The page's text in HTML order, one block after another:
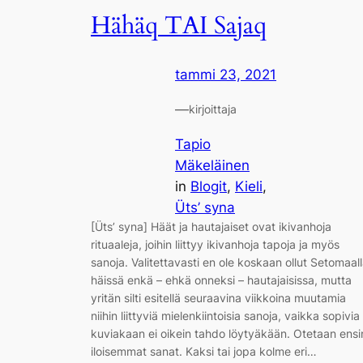
Hähäq TAI Sajaq
tammi 23, 2021
—kirjoittaja
Tapio
Mäkeläinen
in Blogit, Kieli
Üts’ syna
[Üts’ syna] Häät ja hautajaiset ovat ikivanhoja
rituaaleja, joihin liittyy ikivanhoja tapoja ja myös
sanoja. Valitettavasti en ole koskaan ollut
häissä enkä – ehkä onneksi – hautajaisissa, mutta
yritän silti esitellä seuraavina viikkoina muutamia
niihin liittyviä mielenkiintoisia sanoja, vaikka sopivia
kuviakaan ei oikein tahdo löytyäkään. Otetaan
iloisemmat sanat. Kaksi tai jopa kolme eri…